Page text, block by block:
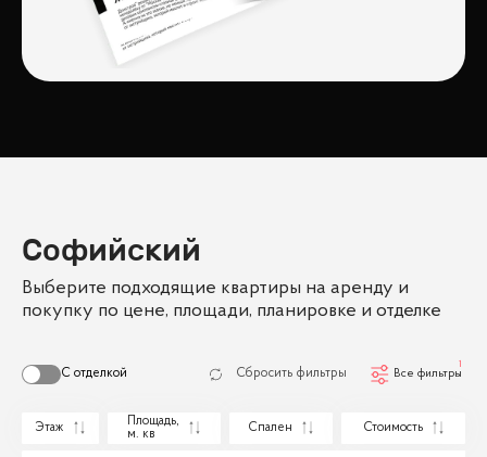
Софийский
Выберите подходящие квартиры на аренду и
покупку по цене, площади, планировке и отделке
С отделкой Сбросить фильтры Все фильтры
Этаж
Площадь,
м. кв
Спален Стоимость